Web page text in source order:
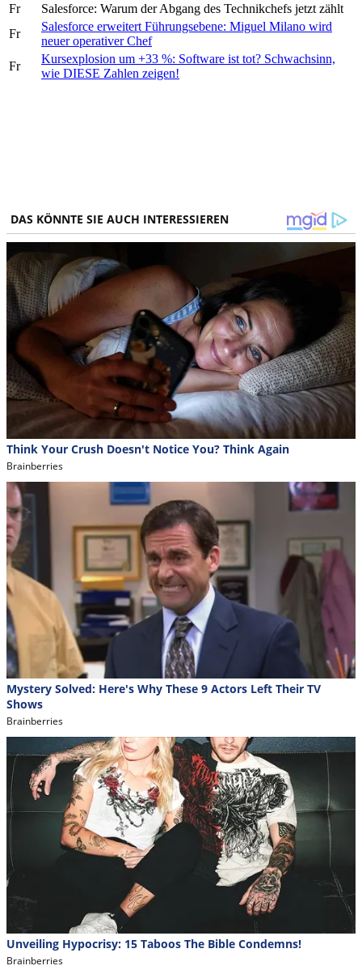
Fr
Salesforce: Warum der Abgang des Technikchefs jetzt zählt
Fr
Salesforce erweitert Führungsebene: Miguel Milano wird
neuer operativer Chef
Fr
Kursexplosion um +33 %: Software ist tot? Schwachsinn,
wie DIESE Zahlen zeigen!